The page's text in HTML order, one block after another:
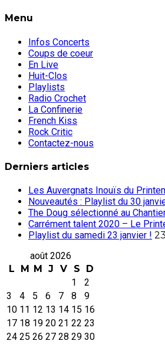
Menu
Infos Concerts
Coups de coeur
En Live
Huit-Clos
Playlists
Radio Crochet
La Confinerie
French Kiss
Rock Critic
Contactez-nous
Derniers articles
Les Auvergnats Inouïs du
Nouveautés : Playlist du 30
The Doug sélectionné au
Carrément talent 2020 – Le
Playlist du samedi 23 janvier !
août 2026
L
M M J V S
D
1
2
3
4 5 6 7 8
9
10 11 12 13 14 15 16
17 18 19 20 21 22 23
24 25 26 27 28 29 30